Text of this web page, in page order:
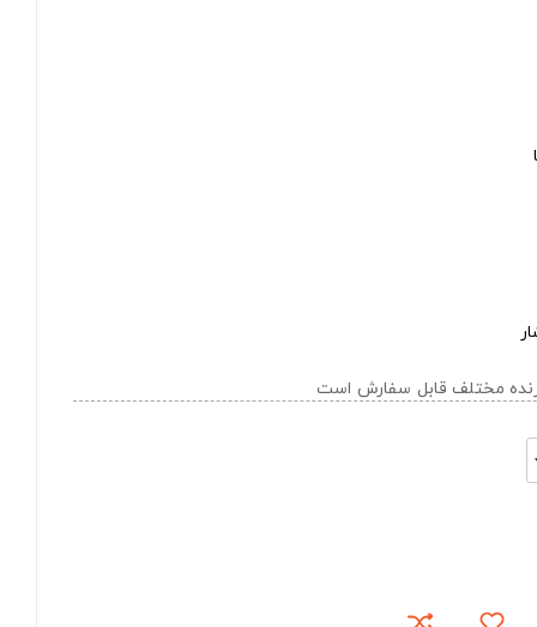
مختلف قابل سفارش است